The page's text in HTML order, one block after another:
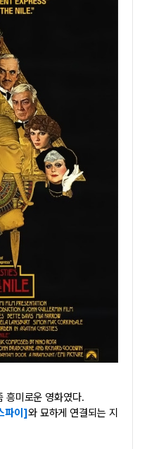
흥미로운 영화였다.
파이]와 묘하게 연결되는 지